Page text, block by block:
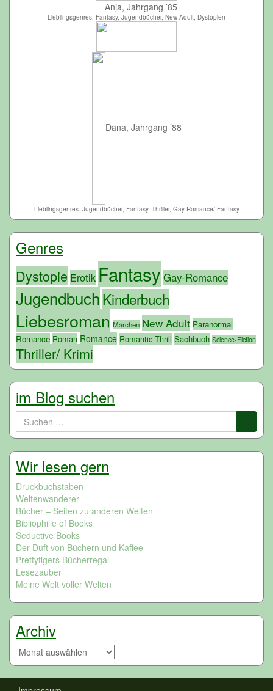
Anja, Jahrgang ’85
Lieblingsgenres: Fantasy, Jugendbücher, New Adult, Dystopien
Dana, Jahrgang ’88
Lieblingsgenres: Jugendbücher, Fantasy, Thriller, Gay-Romance/-Fantasy
Genres
Dystopie Erotik Fantasy Gay-Romance
JugendbuchKinderbuch
Liebesroman Märchen New Adult Paranormal
Romance Roman Romance Romantic Thrill Sachbuch Science-Fiction
Thriller/ Krimi
im Blog suchen
Suchen
nach:
Wir lesen gern
Druckbuchstaben
Weltenwanderer
Bücher – Seiten zu anderen Welten
Bibliophilie of Books
Seductive Books
Der Duft von Büchern und Kaffee
Prettytigers Bücherregal
Lesezauber
Meine Welt voller Welten
Archiv
Archiv